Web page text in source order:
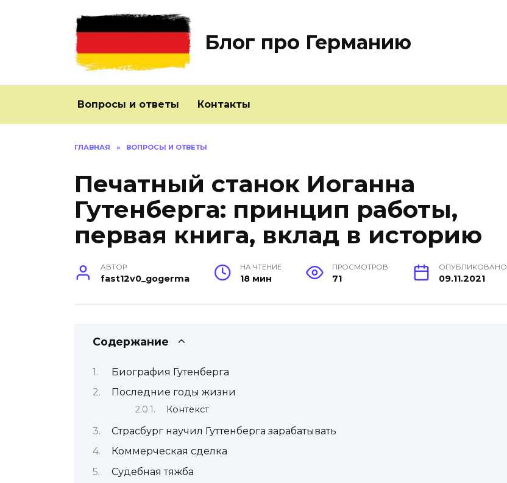
Блог про Германию
Вопросы и ответы Контакты
ГЛАВНАЯ » ВОПРОСЫ И ОТВЕТЫ
Печатный станок Иоганна
Гутенберга: принцип работы,
первая книга, вклад в историю
АВТОР
fast12v0_gogerma
НА ЧТЕНИЕ
18 мин
ПРОСМОТРОВ
71
ОПУБЛИКОВАНО
09.11.2021
Содержание
Биография Гутенберга
Последние годы жизни
Контекст
Страсбург научил Гуттенберга зарабатывать
Коммерческая сделка
Судебная тяжба